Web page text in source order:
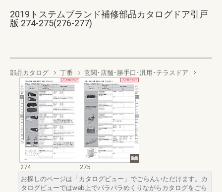
2019トステムブランド補修部品カタログドア引戸
版 274-275(276-277)
部品カタログ 丁番 玄関･店舗･勝手口･汎用･テラスドア
274
275
お探しのページは「カタログビュー」でごらんいただけます。カ
タログビューではweb上でパラパラめくりながらカタログをごら